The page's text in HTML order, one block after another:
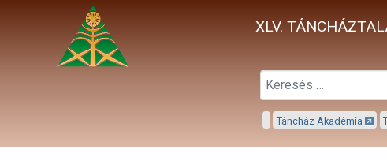
XLV.
Táncház Akadémia